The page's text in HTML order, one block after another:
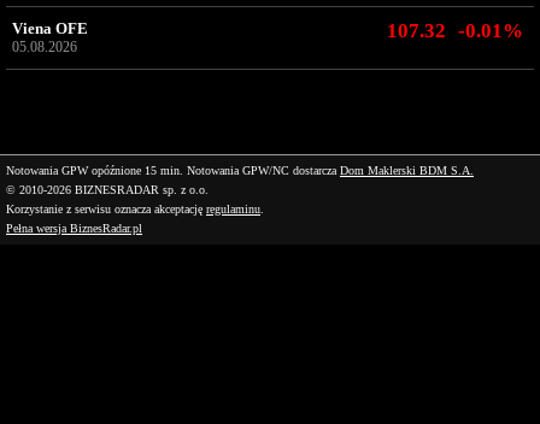
Viena OFE
05.08.2026
107.32 -0.01%
Notowania GPW opóźnione 15 min. Notowania GPW/NC dostarcza Dom Maklerski BDM S.A.
© 2010-2026 BIZNESRADAR sp. z o.o.
Korzystanie z serwisu oznacza akceptację regulaminu
Pełna wersja BiznesRadar.pl